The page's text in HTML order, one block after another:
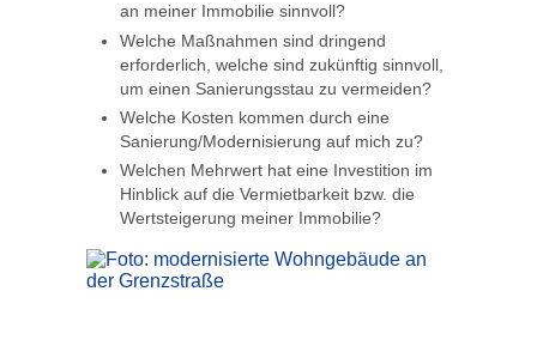
an meiner Immobilie sinnvoll?
Welche Maßnahmen sind dringend
erforderlich, welche sind zukünftig sinnvoll,
um einen Sanierungsstau zu vermeiden?
Welche Kosten kommen durch eine
Sanierung/Modernisierung auf mich zu?
Welchen Mehrwert hat eine Investition im
Hinblick auf die Vermietbarkeit bzw. die
Wertsteigerung meiner Immobilie?